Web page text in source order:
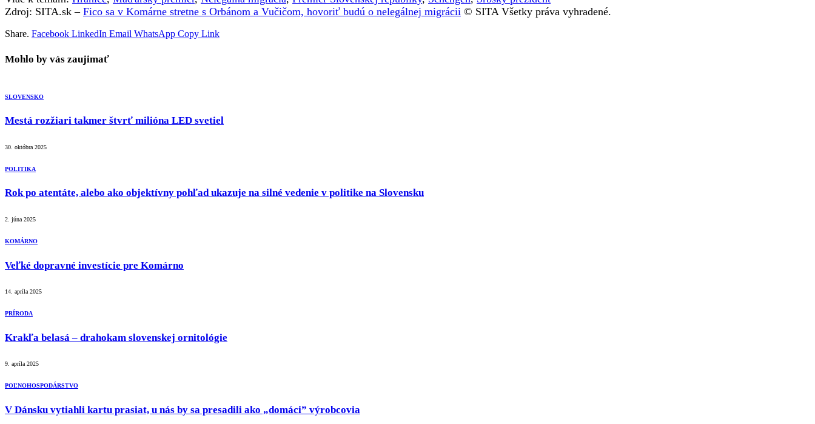
Zdroj: SITA.sk – Fico sa v Komárne stretne s Orbánom a Vučičom, hovoriť budú o nelegálnej migrácii © SITA Všetky práva vyhradené.
Share. Facebook LinkedIn Email WhatsApp Copy Link
Mohlo by vás zaujimať
SLOVENSKO
Mestá rozžiari takmer štvrť milióna LED svetiel
30. októbra 2025
POLITIKA
Rok po atentáte, alebo ako objektívny pohľad ukazuje na silné vedenie v politike na Slovensku
2. júna 2025
KOMÁRNO
Veľké dopravné investície pre Komárno
14. apríla 2025
PRÍRODA
Krakľa belasá – drahokam slovenskej ornitológie
9. apríla 2025
POĽNOHOSPODÁRSTVO
V Dánsku vytiahli kartu prasiat, u nás by sa presadili ako „domáci” výrobcovia